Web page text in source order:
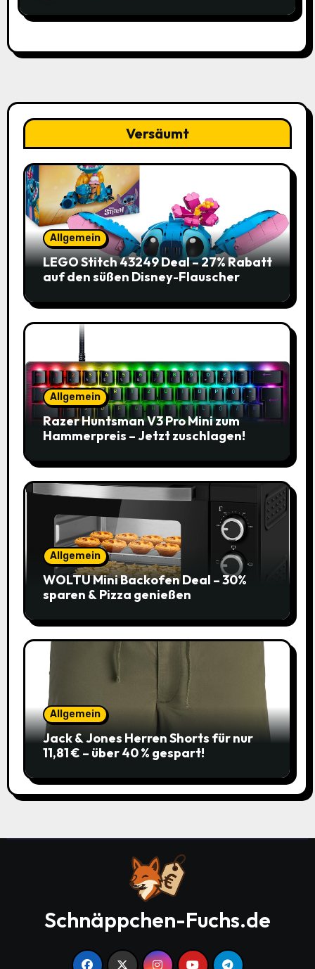
Versäumt
Allgemein
LEGO Stitch 43249 Deal – 27% Rabatt
auf den süßen Disney-Flauscher
Allgemein
Razer Huntsman V3 Pro Mini zum
Hammerpreis – Jetzt zuschlagen!
Allgemein
WOLTU Mini Backofen Deal – 30%
sparen & Pizza genießen
Allgemein
Jack & Jones Herren Shorts für nur
11,81 € – über 40 % gespart!
Schnäppchen-Fuchs.de